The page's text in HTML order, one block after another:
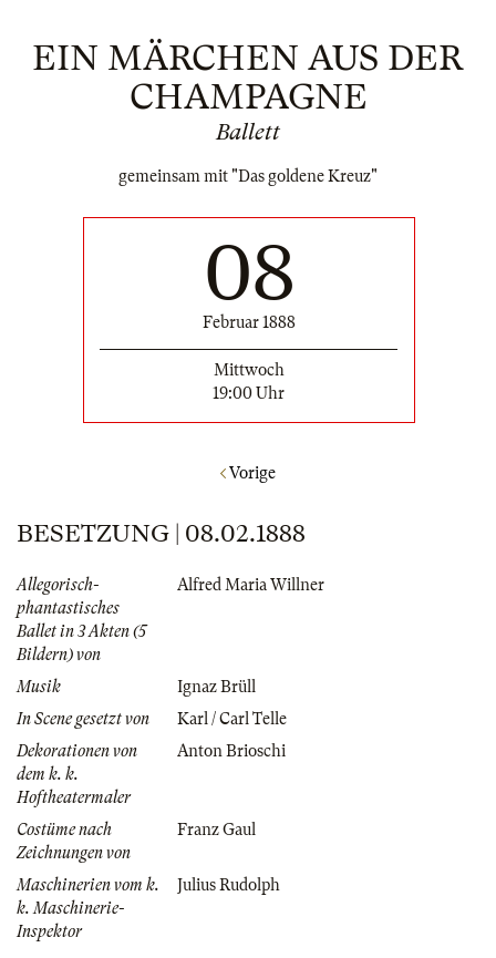
EIN MÄRCHEN AUS DER
CHAMPAGNE
Ballett
gemeinsam mit "Das goldene Kreuz"
08
Februar 1888
Mittwoch
19:00 Uhr
Vorige
BESETZUNG | 08.02.1888
Allegorisch-
phantastisches
Ballet in 3 Akten (5
Bildern) von
Alfred Maria Willner
Musik
Ignaz Brüll
In Scene gesetzt von
Karl / Carl Telle
Dekorationen von
dem k. k.
Hoftheatermaler
Anton Brioschi
Costüme nach
Zeichnungen von
Franz Gaul
Maschinerien vom k.
k. Maschinerie-
Inspektor
Julius Rudolph